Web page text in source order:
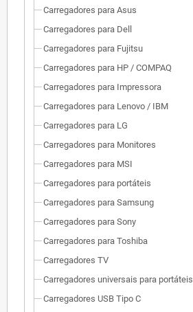
Carregadores para Asus
Carregadores para Dell
Carregadores para Fujitsu
Carregadores para HP / COMPAQ
Carregadores para Impressora
Carregadores para Lenovo / IBM
Carregadores para LG
Carregadores para Monitores
Carregadores para MSI
Carregadores para portáteis
Carregadores para Samsung
Carregadores para Sony
Carregadores para Toshiba
Carregadores TV
Carregadores universais para portáteis
Carregadores USB Tipo C